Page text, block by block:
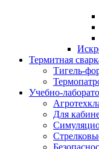
Термитная
Тигель-
Учебно-
Для